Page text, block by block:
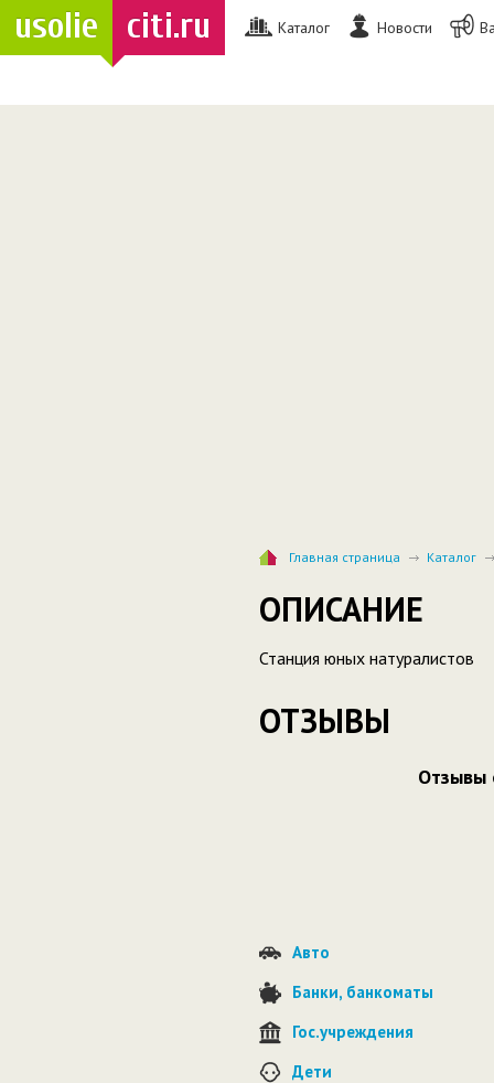
usolie citi.ru Каталог Новости
Главная страница Каталог
ОПИСАНИЕ
Станция юных натуралистов
ОТЗЫВЫ
Отзывы
Авто
Банки, банкоматы
Гос.учреждения
Дети